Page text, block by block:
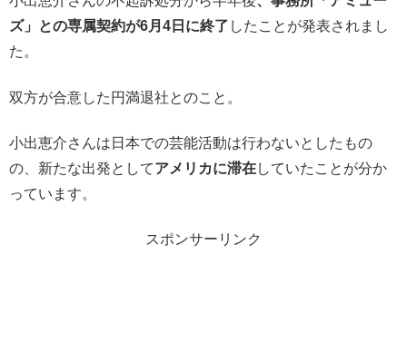
ズ」との専属契約が6月4日に終了 したことが発表されまし
た。
双方が合意した円満退社とのこと。
小出恵介さんは日本での芸能活動は行わないとしたもの
の、新たな出発としてアメリカに滞在していたことが分か
っています。
スポンサーリンク